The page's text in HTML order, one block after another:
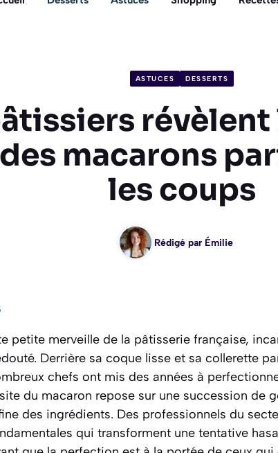
ASTUCES DESSERTS
macarons
les coups
Rédigé par Émilie
petite merveille de la pâtisserie française,
Derrière sa coque lisse et sa collerette
chefs ont mis des années à
du macaron repose sur une succession de
des ingrédients. Des professionnels du
qui transforment une tentative